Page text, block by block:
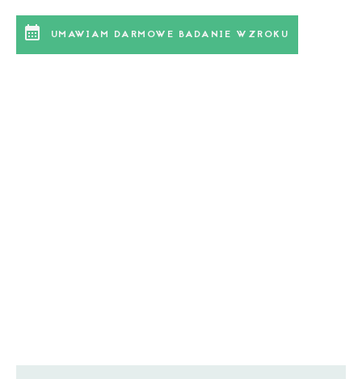
calendar_month UMAWIAM DARMOWE BADANIE WZROKU